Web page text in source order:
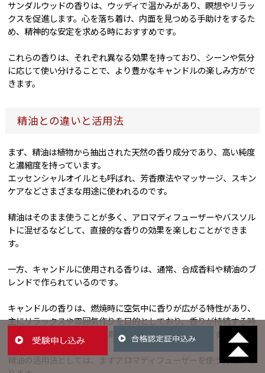
サンダルウッドの香りは、ウッディで温かみがあり、瞑想やリラッ
クスを促進します。心を落ち着け、内面を見つめる手助けをするた
め、精神的な安定を求める時におすすめです。
これらの香りは、それぞれ異なる効果を持っており、シーンや気分
に応じて使い分けることで、より豊かなキャンドルの楽しみ方がで
きます。
精油との違いと活用法
まず、精油は植物から抽出された天然の香り成分であり、高い純度
と濃縮度を持っています。
エッセンシャルオイルとも呼ばれ、芳香療法やマッサージ、スキン
ケアなどさまざまな用途に使われるのです。
精油はそのまま使うことが多く、アロマディフューザーやバスソル
トに混ぜるなどして、直接的な香りの効果を楽しむことができま
す。
一方、キャンドルに使用される香りは、通常、合成香料や精油のブ
レンドで作られているのです。
キャンドルの香りは、燃焼時に空気中に香りが広がる特性があり、
主にリラックスや雰囲気作りを目的としており、香りが持続する時
間や強さは、キャンドルの素材や設計によって異なります。
精油の活用法としては、まずアロマディフューザーを使う方法があ